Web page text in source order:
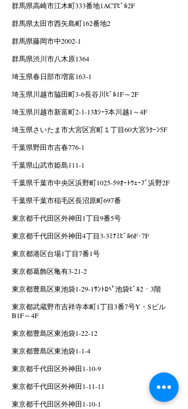
群馬県高崎市江木町333番地1ACTﾋﾞﾙ2F
群馬県太田市西矢島町162番地2
群馬県藤岡市中2002-1
群馬県渋川市八木原1364
埼玉県春日部市増富163-1
埼玉県川越市脇田町3-6長谷川ﾋﾞﾙ1F～2F
埼玉県川越市新富町2-1-13ｶｼｰﾗ本川越1～4F
埼玉県さいたま市大宮区宮町１丁目60大宮ﾗｸｰﾝ5F
千葉県野田市吉春776-1
千葉県山武市姫島111-1
千葉県千葉市中央区浜野町1025-59ｵｰﾄｳｪｰﾌﾞ浜野2F
千葉県千葉市稲毛区長沼原町697番
東京都千代田区外神田1丁目9番5号
東京都千代田区外神田4丁目3-3ﾐﾅﾐﾋﾞﾙ6F･7F
東京都港区台場1丁目7番1号
東京都葛飾区亀有3-21-2
東京都豊島区東池袋1-29-1ｻﾝﾄﾛﾍﾟ池袋ﾋﾞﾙ2・3階
東京都武蔵野市吉祥寺本町1丁目3番7号Y・Sビル
B1F～4F
東京都豊島区東池袋1-22-12
東京都豊島区東池袋1-1-4
東京都千代田区外神田1-10-9
東京都千代田区外神田1-11-11
東京都千代田区外神田1-10-1